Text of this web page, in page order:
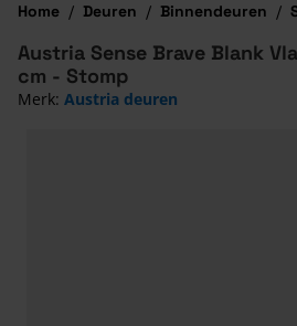
Home / Deuren / Binnendeuren /
Austria Sense Brave Blank
cm - Stomp
Merk: Austria deuren